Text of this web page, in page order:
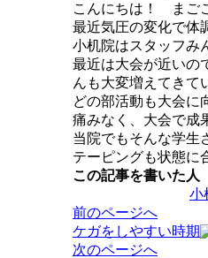
こんにちは！ まご
最近気圧の変化で体
小机院はスタッフみ
最近は大会が近いの
んも大変増えてきて
どの部活動も大会に
痛みなく、大会で成
当院でもそんな学生
テーピングも状態に
この記事を書いた人
小
投
稿
ナ
前のページへ
ケガをしやすい時期
次のページへ